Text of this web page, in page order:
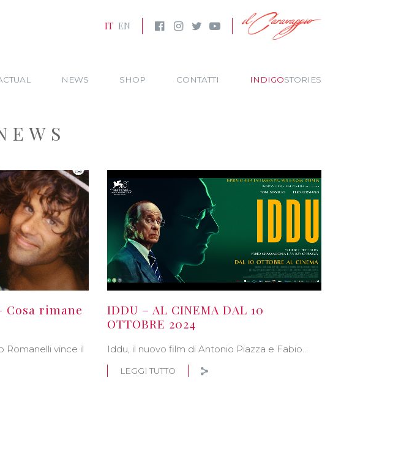
IT EN
NEWS SHOP CONTATTI INDIGOSTORIES
Cosa rimane
Romanelli vince il
IDDU – AL CINEMA DAL 10
OTTOBRE 2024
Iddu, il nuovo film di Antonio Piazza e Fabio…
LEGGI TUTTO